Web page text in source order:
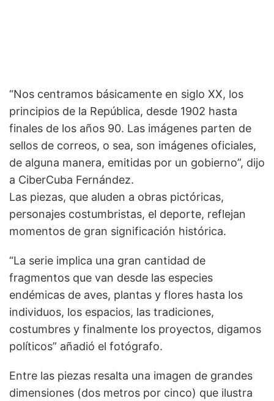
“Nos centramos básicamente en siglo XX, los
principios de la República, desde 1902 hasta
finales de los años 90. Las imágenes parten de
sellos de correos, o sea, son imágenes oficiales,
de alguna manera, emitidas por un gobierno”, dijo
a CiberCuba Fernández.
Las piezas, que aluden a obras pictóricas,
personajes costumbristas, el deporte, reflejan
momentos de gran significación histórica.
“La serie implica una gran cantidad de
fragmentos que van desde las especies
endémicas de aves, plantas y flores hasta los
individuos, los espacios, las tradiciones,
costumbres y finalmente los proyectos, digamos
políticos” añadió el fotógrafo.
Entre las piezas resalta una imagen de grandes
dimensiones (dos metros por cinco) que ilustra